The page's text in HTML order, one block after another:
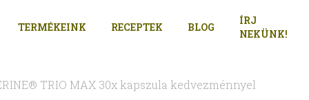
TERMÉKEINK RECEPTEK BLOG
ÍRJ
NEKÜNK!
TRIO MAX 30x kapszula kedvezménnyel